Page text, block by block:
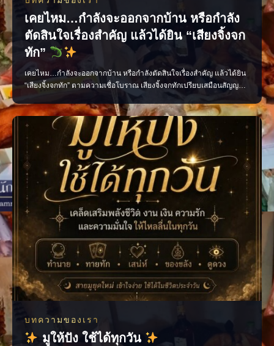
เคยไหม…กำลังจะออกจากบ้าน หรือกำลัง
ตัดสินใจเรื่องสำคัญ แล้วได้ยิน “เสียงจิ้งจก
ทัก”
เคยไหม…กำลังจะออกจากบ้าน หรือกำลังตัดสินใจเรื่องสำคัญ แล้วได้ยิน
“เสียงจิ้งจกทัก” ตามความเชื่อโบราณ เสียงจิ้งจกทักเปรียบเสมือนสัญญาณ
เตือนให้เราหยุดคิด ทบทวน และมีสติก่อนลงมือทำ บางครั้งอาจเป็นลาง
บอกเหตุ ทั้งเรื่องดีและเรื่องที่ควรระวัง แต่ไม่ว่าจะเชื่อมากน้อยเพียงใด สิ่ง
สำคัญที่สุดคือ “อย่าประมาท” แ
บทความของเรา
มูให้ปัง ใช้ได้ทุกวัน